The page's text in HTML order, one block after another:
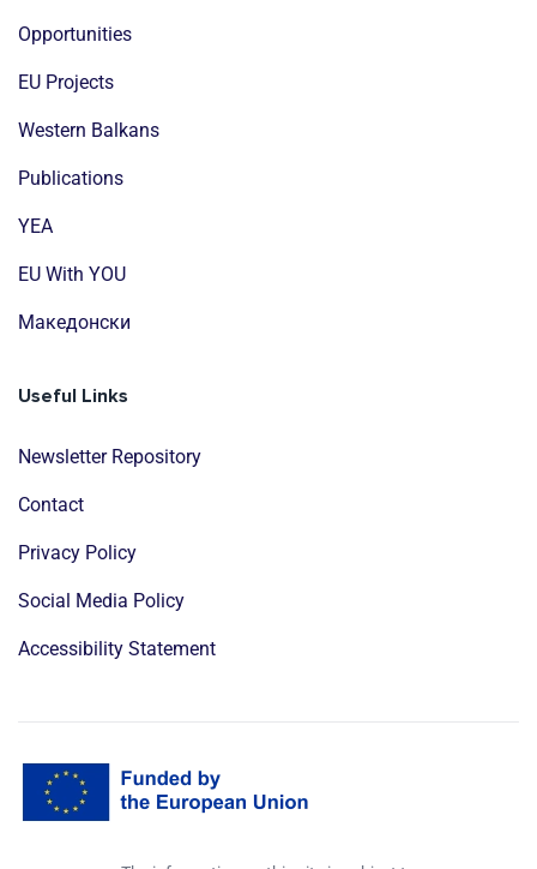
Opportunities
EU Projects
Western Balkans
Publications
YEA
EU With YOU
Mакедонски
Useful Links
Newsletter Repository
Contact
Privacy Policy
Social Media Policy
Accessibility Statement